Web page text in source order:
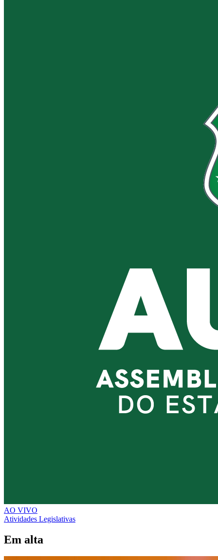
AO VIVO
Atividades Legislativas
Em alta